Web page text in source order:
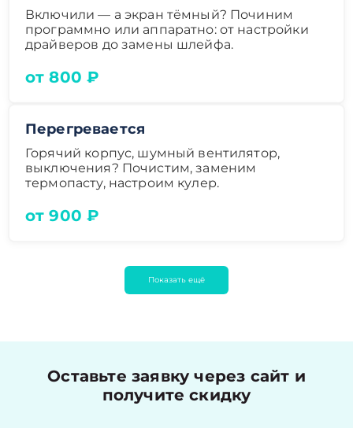
Включили — а экран тёмный? Починим
программно или аппаратно: от настройки
драйверов до замены шлейфа.
от 800 ₽
Перегревается
Горячий корпус, шумный вентилятор,
выключения? Почистим, заменим
термопасту, настроим кулер.
от 900 ₽
Показать ещё
Оставьте заявку через сайт и
получите скидку